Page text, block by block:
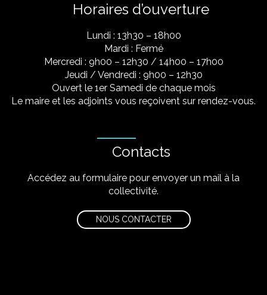
Horaires d’ouverture
Lundi : 13h30 – 18h00
Mardi : Fermé
Mercredi : 9h00 – 12h30 / 14h00 – 17h00
Jeudi / Vendredi : 9h00 – 12h30
Ouvert le 1er Samedi de chaque mois
Le maire et les adjoints vous reçoivent sur rendez-vous.
Contacts
Accédez au formulaire pour envoyer un mail à la
collectivité.
NOUS CONTACTER